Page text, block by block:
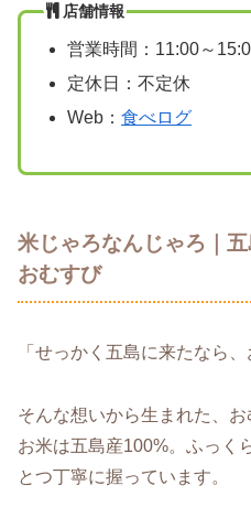
店舗情報
営業時間：11:00～
定休日：不定休
Web： 食べログ
米じゃろなんじゃろ｜
おむすび
「せっかく五島に来たなら
そんな想いから生まれた、
お米は五島産100%。ふっく
とつ丁寧に握っています。